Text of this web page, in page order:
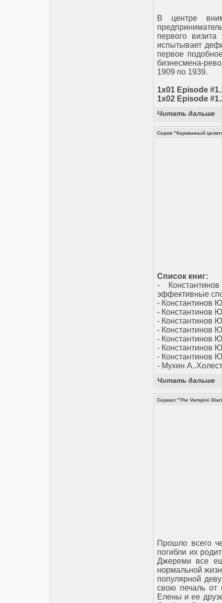
В центре
первого
испытывает
первое
бизнесмена-
1909 по 1939.
1х01 Episode
1х02 Episode
Читать дальше
Серия "Карманный
Список книг:
-
эффективные
- Константинов
- Константинов
- Константинов
- Константинов
- Константинов
- Константинов
- Константинов
- Мухин
Читать дальше
Сериал "The Vampire
Прошло всего
погибли их
Джереми все
нормальной
популярной
свою печаль от
Елены и ее